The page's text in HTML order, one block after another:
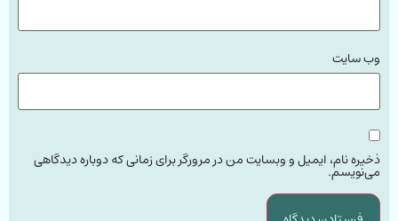
وب‌ سایت
ذخیره نام، ایمیل و وبسایت من در مرورگر برای زمانی که دوباره دیدگاهی
می‌نویسم.